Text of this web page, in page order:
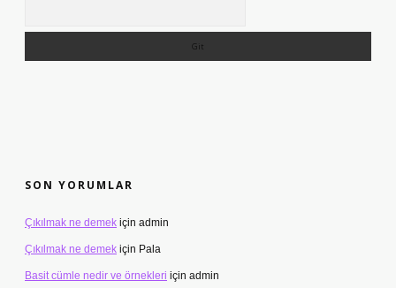
SON YORUMLAR
Çıkılmak ne demek için admin
Çıkılmak ne demek için Pala
Basit cümle nedir ve örnekleri için admin